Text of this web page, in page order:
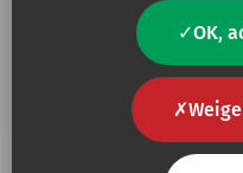
OK,
Toevoegen aan mijn